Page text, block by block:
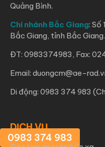
Quảng Bình.
Chi nhánh Bắc Giang: Số
Bắc Giang, tỉnh Bắc Giang.
ĐT: 0983374983, Fax:
Email: duongcm@ae-
Di động: 0983 374 983
DỊCH VỤ
0983 374 983